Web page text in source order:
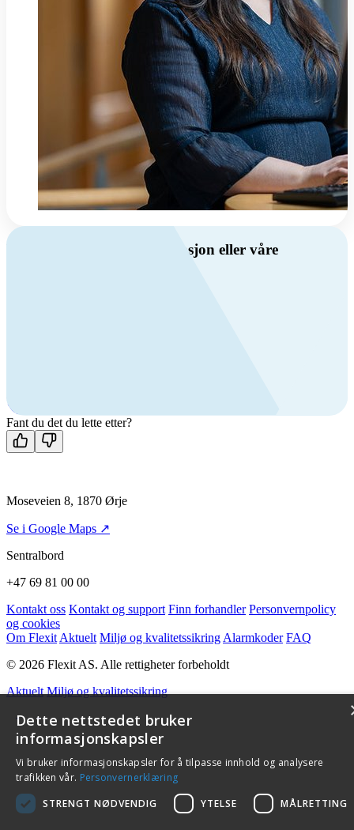
Har du spørsmål om ventilasjon eller våre
Kontakt oss
Fant du det du lette etter?
Moseveien 8, 1870 Ørje
Se i Google Maps ↗
Sentralbord
+47 69 81 00 00
Kontakt oss Kontakt og support Finn forhandler Personvernpolicy
og cookies
Om Flexit Aktuelt Miljø og kvalitetssikring Alarmkoder FAQ
© 2026 Flexit AS. Alle rettigheter forbeholdt
Aktuelt Miljø og kvalitetssikring
Dette nettstedet bruker
informasjonskapsler
Vi bruker informasjonskapsler for å tilpasse innhold og analysere
trafikken vår. Personvernerklæring
STRENGT NØDVENDIG
YTELSE MÅLRETTING